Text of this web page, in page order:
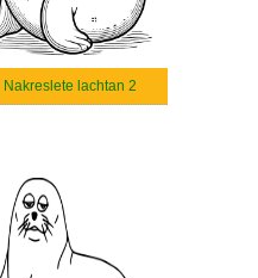
Nakreslete lachtan 2